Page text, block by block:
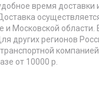
время доставки
и Московской области.
других регионов
от 10000 р.